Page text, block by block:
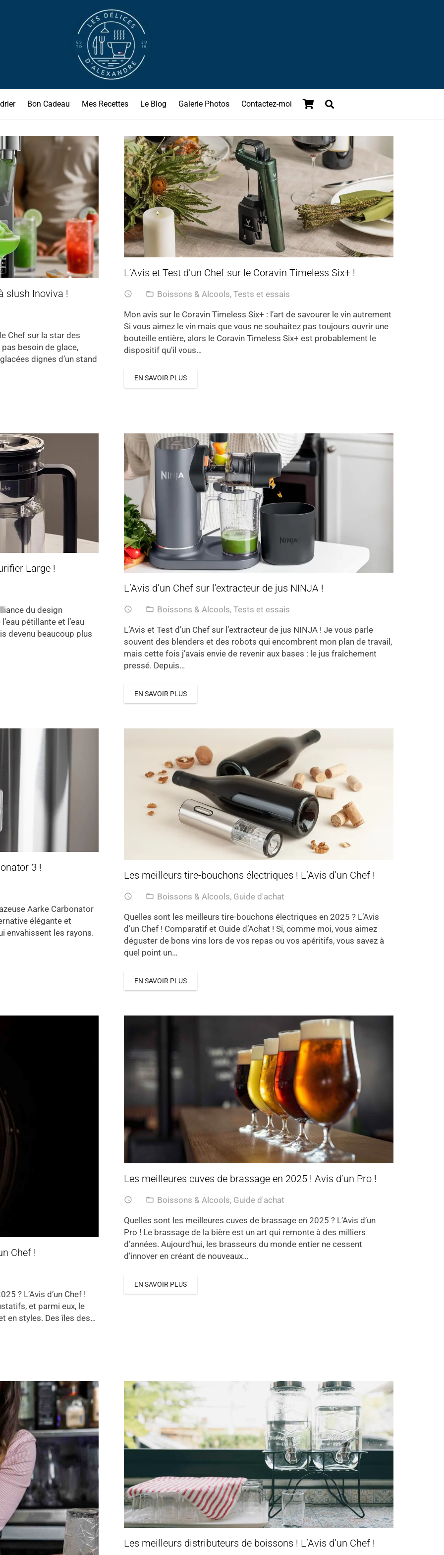
Bon Cadeau Mes Recettes Le Blog Galerie Photos Contactez-moi
slush Inoviva !
Chef sur la star des
besoin de glace,
dignes d’un stand
L’Avis et Test d’un Chef sur le Coravin Timeless Six+ !
access_time folder_open Boissons & Alcools,Tests et essais
Mon avis sur le Coravin Timeless Six+ : l’art de savourer le vin autrement
Si vous aimez le vin mais que vous ne souhaitez pas toujours ouvrir une
bouteille entière, alors le Coravin Timeless Six+ est probablement le
dispositif qu’il vous…
EN SAVOIR PLUS
Large !
du design
pétillante et l’eau
devenu beaucoup plus
L’Avis d’un Chef sur l’extracteur de jus NINJA !
access_time folder_open Boissons & Alcools,Tests et essais
L’Avis et Test d’un Chef sur l’extracteur de jus NINJA ! Je vous parle
souvent des blenders et des robots qui encombrent mon plan de travail,
mais cette fois j’avais envie de revenir aux bases : le jus fraîchement
pressé. Depuis…
EN SAVOIR PLUS
3 !
Aarke Carbonator
élégante et
envahissent les rayons.
Les meilleurs tire-bouchons électriques ! L’Avis d’un Chef !
access_time folder_open Boissons & Alcools, Guide d'achat
Quelles sont les meilleurs tire-bouchons électriques en 2025 ? L’Avis
d’un Chef ! Comparatif et Guide d’Achat ! Si, comme moi, vous aimez
déguster de bons vins lors de vos repas ou vos apéritifs, vous savez à
quel point un…
EN SAVOIR PLUS
Chef !
? L’Avis d’un Chef !
et parmi eux, le
en styles. Des îles des…
Les meilleures cuves de brassage en 2025 ! Avis d’un Pro !
access_time folder_open Boissons & Alcools, Guide d'achat
Quelles sont les meilleures cuves de brassage en 2025 ? L’Avis d’un
Pro ! Le brassage de la bière est un art qui remonte à des milliers
d’années. Aujourd’hui, les brasseurs du monde entier ne cessent
d’innover en créant de nouveaux…
EN SAVOIR PLUS
Les meilleurs distributeurs de boissons ! L’Avis d’un Chef !